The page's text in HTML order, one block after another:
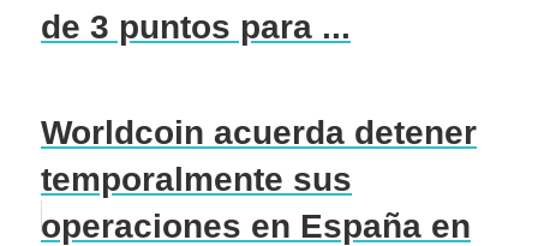
de 3 puntos para ...
Worldcoin acuerda detener
temporalmente sus
operaciones en España en